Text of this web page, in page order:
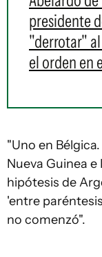
presidente
"derrotar"
el orden en
"Uno en
Nueva Guinea
hipótesis de
'entre
no comenzó".